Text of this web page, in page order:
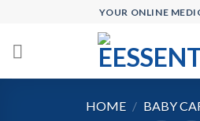
content
YOUR ONLINE
HOME / BABY